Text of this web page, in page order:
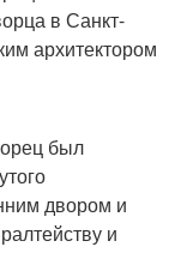
в Санкт-
архитектором
был
двором и
и